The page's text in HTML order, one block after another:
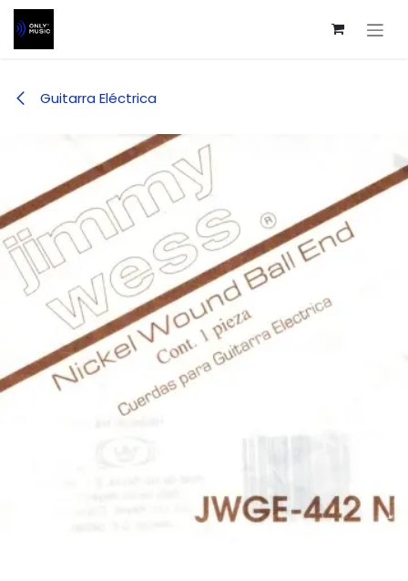
Ir al contenido
Guitarra Eléctrica